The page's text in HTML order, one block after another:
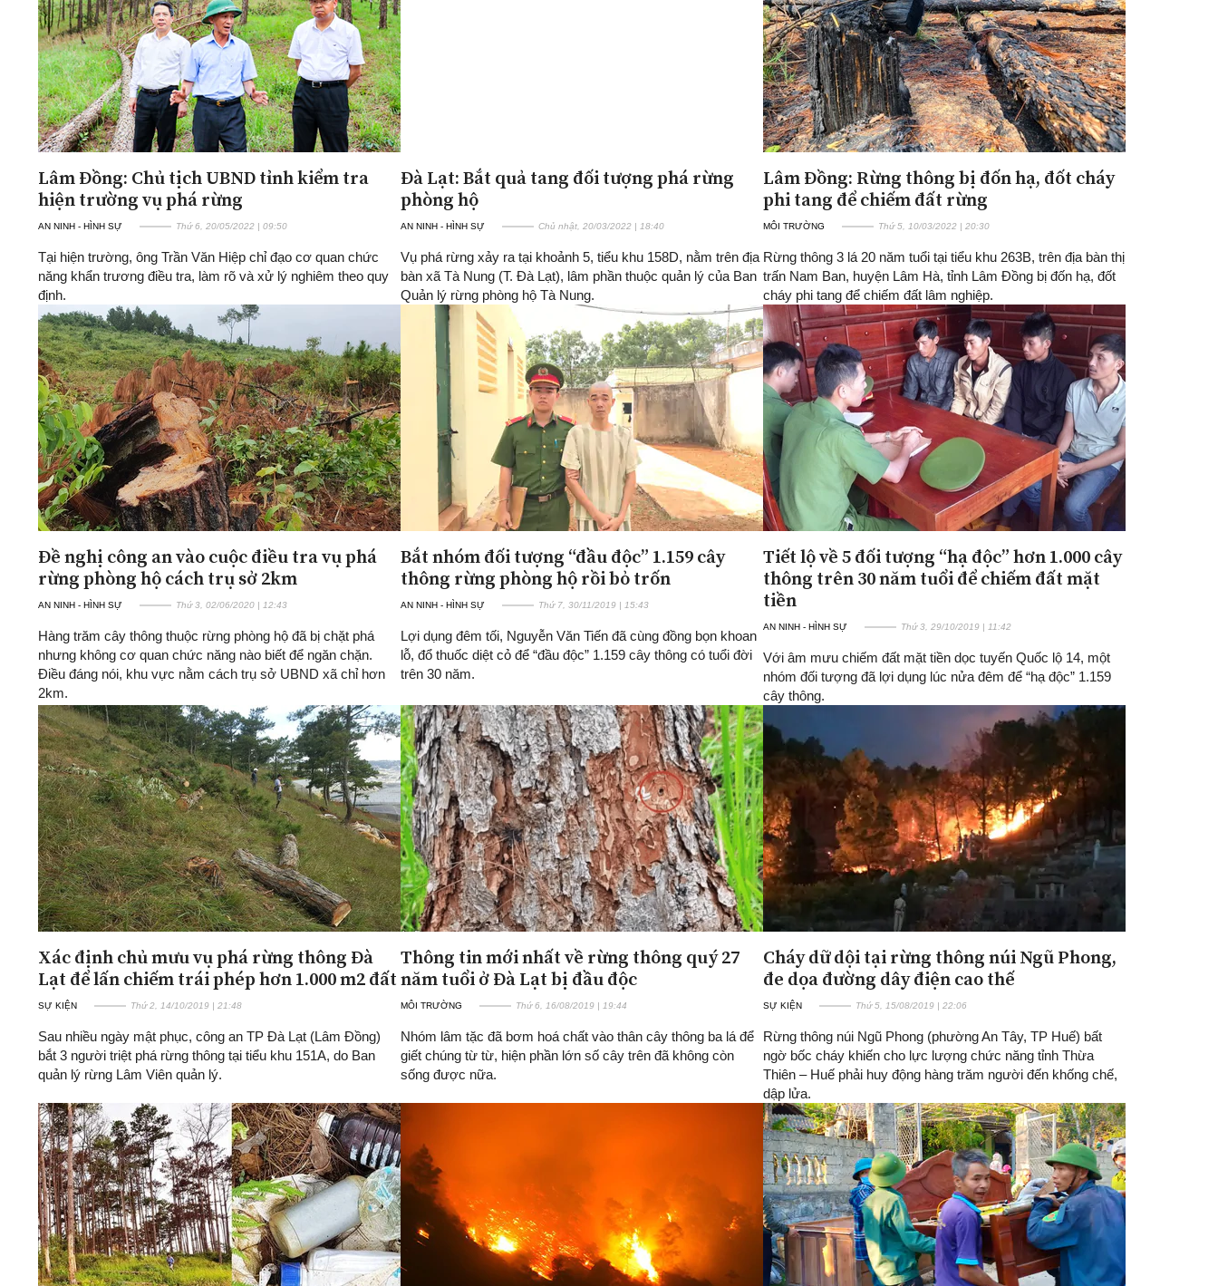
Lâm Đồng: Chủ tịch UBND tỉnh kiểm tra
hiện trường vụ phá rừng
AN NINH - HÌNH SỰ Thứ 6, 20/05/2022 | 09:50
Tại hiện trường, ông Trần Văn Hiệp chỉ đạo cơ quan chức
năng khẩn trương điều tra, làm rõ và xử lý nghiêm theo quy
định.
Đà Lạt: Bắt quả tang đối tượng phá rừng
phòng hộ
AN NINH - HÌNH SỰ Chủ nhật, 20/03/2022 | 18:40
Vụ phá rừng xảy ra tại khoảnh 5, tiểu khu 158D, nằm trên địa
bàn xã Tà Nung (T. Đà Lạt), lâm phần thuộc quản lý của Ban
Quản lý rừng phòng hộ Tà Nung.
Lâm Đồng: Rừng thông bị đốn hạ, đốt cháy
phi tang để chiếm đất rừng
MÔI TRƯỜNG Thứ 5, 10/03/2022 | 20:30
Rừng thông 3 lá 20 năm tuổi tại tiểu khu 263B, trên địa bàn thị
trấn Nam Ban, huyện Lâm Hà, tỉnh Lâm Đồng bị đốn hạ, đốt
cháy phi tang để chiếm đất lâm nghiệp.
Đề nghị công an vào cuộc điều tra vụ phá
rừng phòng hộ cách trụ sở 2km
AN NINH - HÌNH SỰ Thứ 3, 02/06/2020 | 12:43
Hàng trăm cây thông thuộc rừng phòng hộ đã bị chặt phá
nhưng không cơ quan chức năng nào biết để ngăn chặn.
Điều đáng nói, khu vực nằm cách trụ sở UBND xã chỉ hơn
2km.
Bắt nhóm đối tượng “đầu độc” 1.159 cây
thông rừng phòng hộ rồi bỏ trốn
AN NINH - HÌNH SỰ Thứ 7, 30/11/2019 | 15:43
Lợi dụng đêm tối, Nguyễn Văn Tiến đã cùng đồng bọn khoan
lỗ, đổ thuốc diệt cỏ để “đầu độc” 1.159 cây thông có tuổi đời
trên 30 năm.
Tiết lộ về 5 đối tượng “hạ độc” hơn 1.000 cây
thông trên 30 năm tuổi để chiếm đất mặt
tiền
AN NINH - HÌNH SỰ Thứ 3, 29/10/2019 | 11:42
Với âm mưu chiếm đất mặt tiền dọc tuyến Quốc lộ 14, một
nhóm đối tượng đã lợi dụng lúc nửa đêm để “hạ độc” 1.159
cây thông.
Xác định chủ mưu vụ phá rừng thông Đà
Lạt để lấn chiếm trái phép hơn 1.000 m2 đất
SỰ KIỆN Thứ 2, 14/10/2019 | 21:48
Sau nhiều ngày mật phục, công an TP Đà Lạt (Lâm Đồng)
bắt 3 người triệt phá rừng thông tại tiểu khu 151A, do Ban
quản lý rừng Lâm Viên quản lý.
Thông tin mới nhất về rừng thông quý 27
năm tuổi ở Đà Lạt bị đầu độc
MÔI TRƯỜNG Thứ 6, 16/08/2019 | 19:44
Nhóm lâm tặc đã bơm hoá chất vào thân cây thông ba lá để
giết chúng từ từ, hiện phần lớn số cây trên đã không còn
sống được nữa.
Cháy dữ dội tại rừng thông núi Ngũ Phong,
đe dọa đường dây điện cao thế
SỰ KIỆN Thứ 5, 15/08/2019 | 22:06
Rừng thông núi Ngũ Phong (phường An Tây, TP Huế) bất
ngờ bốc cháy khiến cho lực lượng chức năng tỉnh Thừa
Thiên – Huế phải huy động hàng trăm người đến khống chế,
dập lửa.